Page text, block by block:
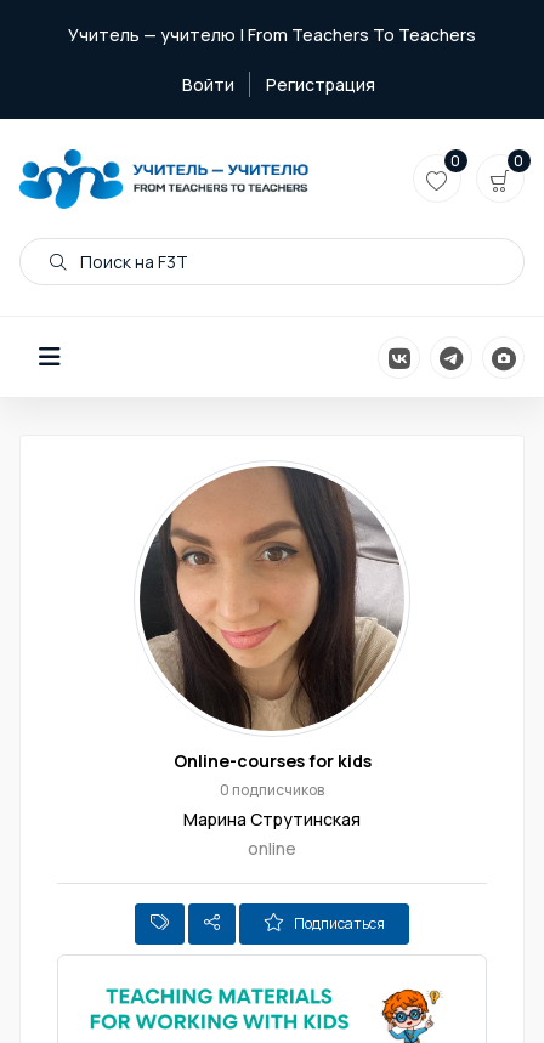
Учитель — учителю | From Teachers To Teachers
Войти Регистрация
Поиск на F3T
0 0
Online-courses for kids
0 подписчиков
Марина Струтинская
online
Подписаться